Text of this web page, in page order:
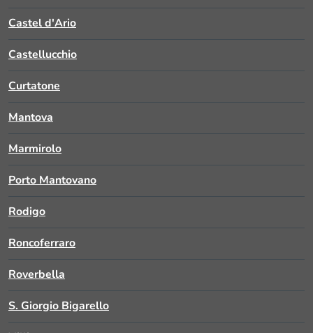
Castel d'Ario
Castellucchio
Curtatone
Mantova
Marmirolo
Porto Mantovano
Rodigo
Roncoferraro
Roverbella
S. Giorgio Bigarello